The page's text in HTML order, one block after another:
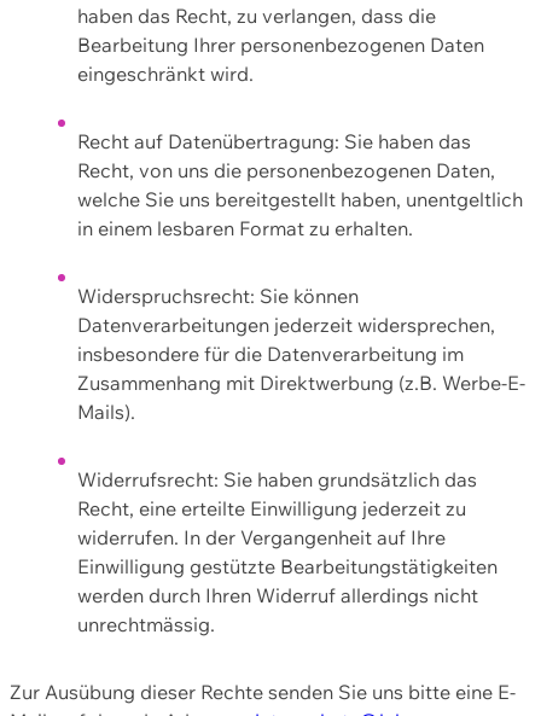
haben das Recht, zu verlangen, dass die
Bearbeitung Ihrer personenbezogenen Daten
eingeschränkt wird.
Recht auf Datenübertragung: Sie haben das
Recht, von uns die personenbezogenen Daten,
welche Sie uns bereitgestellt haben, unentgeltlich
in einem lesbaren Format zu erhalten.
Widerspruchsrecht: Sie können
Datenverarbeitungen jederzeit widersprechen,
insbesondere für die Datenverarbeitung im
Zusammenhang mit Direktwerbung (z.B. Werbe-E-
Mails).
Widerrufsrecht: Sie haben grundsätzlich das
Recht, eine erteilte Einwilligung jederzeit zu
widerrufen. In der Vergangenheit auf Ihre
Einwilligung gestützte Bearbeitungstätigkeiten
werden durch Ihren Widerruf allerdings nicht
unrechtmässig.
Zur Ausübung dieser Rechte senden Sie uns bitte eine E-